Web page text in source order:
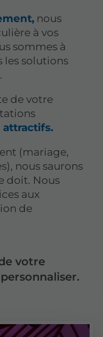
nous
à vos
sommes à
les solutions
de votre
(mariage,
nous saurons
doit. Nous
aux
de
votre